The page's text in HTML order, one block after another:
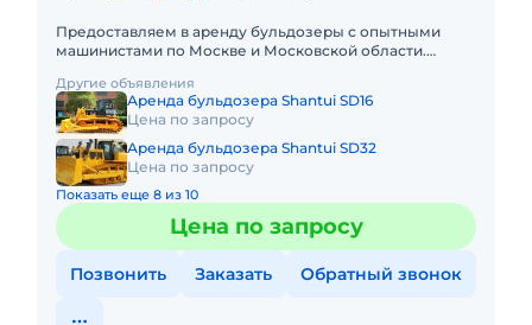
Предоставляем в аренду бульдозеры с опытными
машинистами по Москве и Московской области.
(почасовой, посменный) Пр
Другие объявления
Аренда бульдозера Shantui SD16
Цена по запросу
Аренда бульдозера Shantui SD32
Цена по запросу
Показать еще 8 из 10
Цена по запросу
Позвонить Заказать Обратный звонок